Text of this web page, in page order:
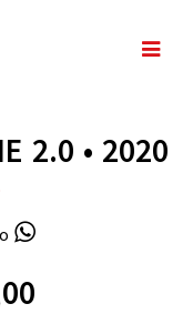
2.0 • 2020